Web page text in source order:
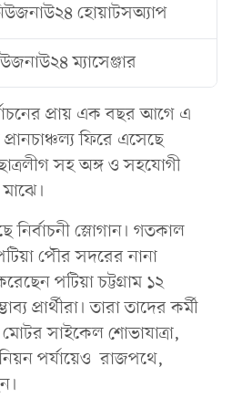
হোয়াটসঅ্যাপ
ম্যাসেঞ্জার
প্রায় এক বছর আগে এ
ফিরে এসেছে
সহ অঙ্গ ও সহযোগী
স্লোগান। গতকাল
পৌর সদরের নানা
পটিয়া চট্টগ্রাম ১২
প্রার্থীরা। তারা তাদের কর্মী
সাইকেল শোভাযাত্রা,
পর্যায়েও রাজপথে,